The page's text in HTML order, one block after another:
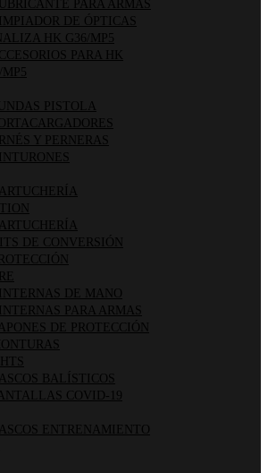
PARA ARMAS
DE ÓPTICAS
HK G36/MP5
PARA HK
MP5
PISTOLA
Y PERNERAS
DE CONVERSIÓN
DE MANO
PARA ARMAS
DE PROTECCIÓN
BALÍSTICOS
COVID-19
ENTRENAMIENTO